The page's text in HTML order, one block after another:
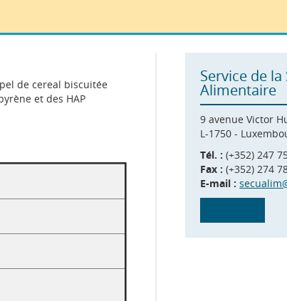
de cereal biscuitée
et des HAP
Service de
Alimentaire
9 avenue Victor
L-1750 -
Tél. : (+352) 247
Fax : (+352) 274
E-mail :